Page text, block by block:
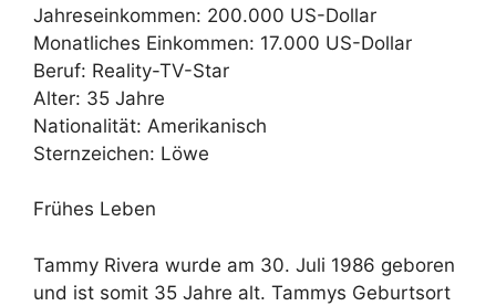
Jahreseinkommen: 200.000 US-Dollar
Monatliches Einkommen: 17.000 US-Dollar
Beruf: Reality-TV-Star
Alter: 35 Jahre
Nationalität: Amerikanisch
Sternzeichen: Löwe
Frühes Leben
Tammy Rivera wurde am 30. Juli 1986 geboren
und ist somit 35 Jahre alt. Tammys Geburtsort